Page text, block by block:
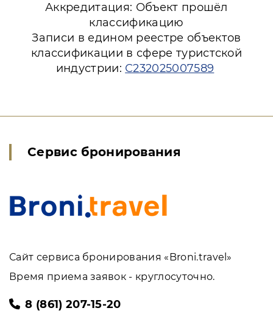
Аккредитация: Объект прошёл
классификацию
Записи в едином реестре объектов
классификации в сфере туристской
индустрии: С232025007589
Сервис бронирования
Сайт сервиса бронирования «Broni.travel»
Время приема заявок - круглосуточно.
8 (861) 207-15-20